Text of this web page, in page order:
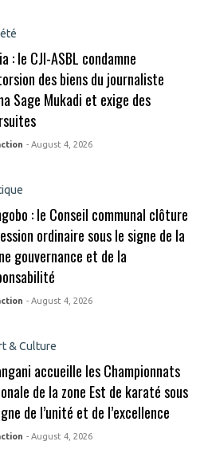
: le CJI-ASBL condamne
des biens du journaliste
Sage Mukadi et exige des
- August 4, 2026
: le Conseil communal clôture
ordinaire sous le signe de la
gouvernance et de la
- August 4, 2026
& Culture
accueille les Championnats
de la zone Est de karaté sous
de l’unité et de l’excellence
- August 4, 2026